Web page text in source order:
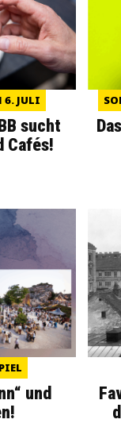
6. JULI
sucht
Cafés!
und